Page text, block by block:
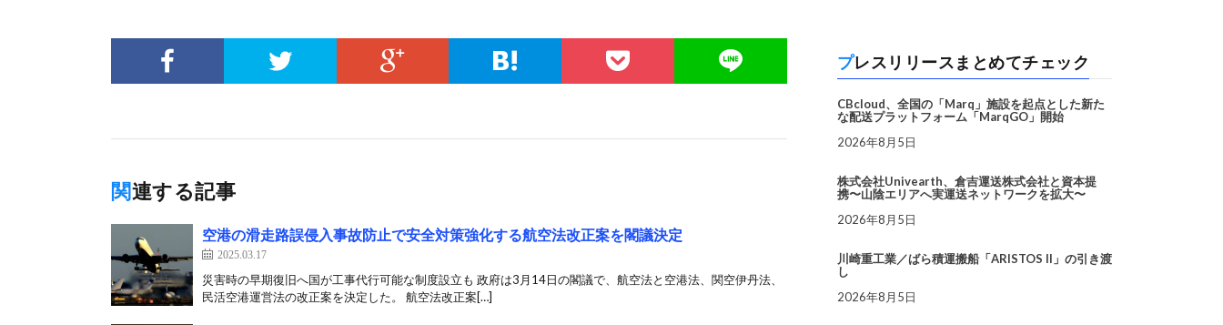
関連する記事
空港の滑走路誤侵入事故防止で安全対策強化する航空法改正案を閣議決定
2025.03.17
災害時の早期復旧へ国が工事代行可能な制度設立も 政府は3月14日の閣議で、航空法と空港法、関空伊丹法、
民活空港運営法の改正案を決定した。 航空法改正案[…]
プレスリリースまとめてチェック
CBcloud、全国の「Marq」施設を起点とした新た
な配送プラットフォーム「MarqGO」開始
2026年8月5日
株式会社Univearth、倉吉運送株式会社と資本提
携〜山陰エリアへ実運送ネットワークを拡大〜
2026年8月5日
川崎重工業／ばら積運搬船「ARISTOS II」の引き渡
し
2026年8月5日